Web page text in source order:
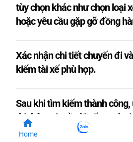
tùy chọn khác như chọn loại
hoặc yêu cầu gặp gỡ đồng
Xác nhận chi tiết chuyến đi
kiếm tài xế phù hợp.
Sau khi tìm kiếm thành công,
thị thông tin về tài xế, xe và
Xác nhận chuyến đi và đợi
Home